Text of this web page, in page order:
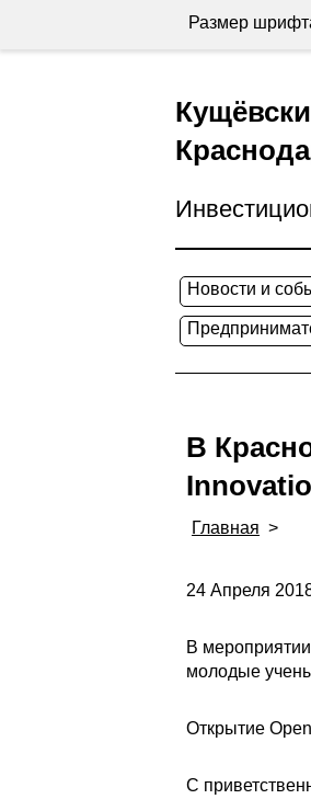
Размер
Новости и
В
Главная >
24 Апреля
В
молодые
Открытие
С